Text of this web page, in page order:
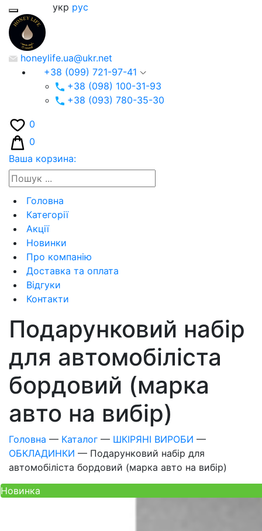
укр рус
honeylife.ua@ukr.net
+38 (099) 721-97-41
+38 (098) 100-31-93
+38 (093) 780-35-30
0
0
Ваша корзина:
Головна
Категорії
Акції
Новинки
Про компанію
Доставка та оплата
Відгуки
Контакти
Подарунковий набір
для автомобіліста
бордовий (марка
авто на вибір)
Головна — Каталог — ШКІРЯНІ ВИРОБИ —
ОБКЛАДИНКИ — Подарунковий набір для
автомобіліста бордовий (марка авто на вибір)
Новинка